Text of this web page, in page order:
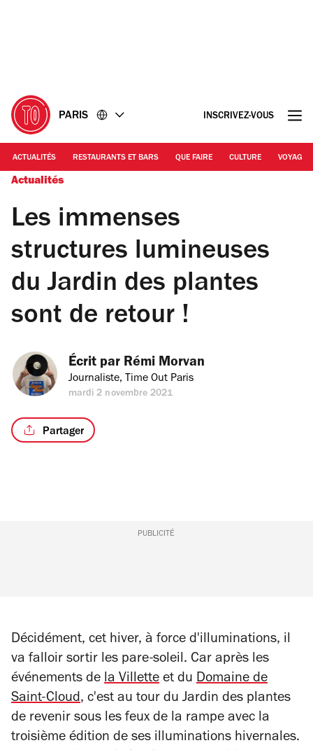
PARIS INSCRIVEZ-VOUS
ACTUALITÉS RESTAURANTS ET BARS QUE FAIRE CULTURE VOYAGE
Actualités
Les immenses
structures lumineuses
du Jardin des plantes
sont de retour !
Écrit par Rémi Morvan
Journaliste, Time Out Paris
mardi 2 novembre 2021
Partager
PUBLICITÉ
Décidément, cet hiver, à force d'illuminations, il
va falloir sortir les pare-soleil. Car après les
événements de la Villette et du Domaine de
Saint-Cloud, c'est au tour du Jardin des plantes
de revenir sous les feux de la rampe avec la
troisième édition de ses illuminations hivernales.